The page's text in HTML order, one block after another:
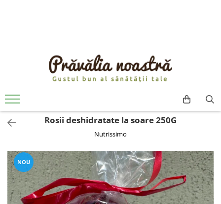
ULEIURI ȘI UNTURI
MĂSLINE
NUCI ȘI SEMINȚE
FRUCTE DESHIDRATATE
ÎNDULCITORI NATURALI / MIERE
OȚETURI ȘI SOSURI
SOSURI
FĂINĂ FĂRĂ GLUTEN
BĂUTURI / LAPTE VEGETAL
Rosii deshidratate la soare 250G
Nutrissimo
NOU